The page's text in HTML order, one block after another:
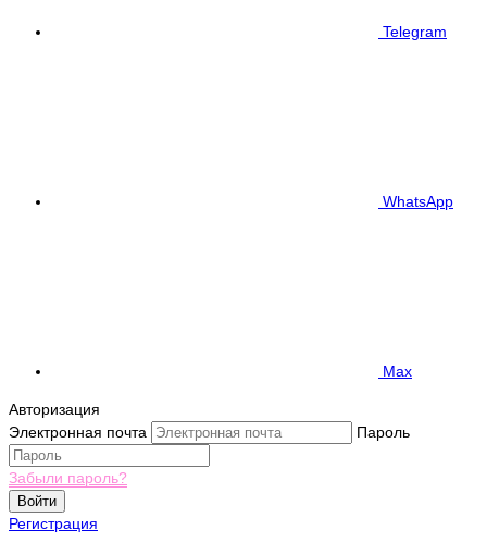
Telegram
WhatsApp
Max
Авторизация
Электронная почта
Пароль
Забыли пароль?
Войти
Регистрация